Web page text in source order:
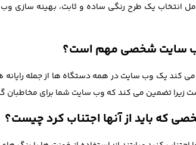
یک طرح رنگی ساده و ثابت، بهینه سازی
وب سایت شخصی مهم است؟
یک وب سایت در همه دستگاه ها از جمله رایانه
تضمین می کند که وب سایت شما برای مخاطبان
که باید از آنها اجتناب کرد چیست؟